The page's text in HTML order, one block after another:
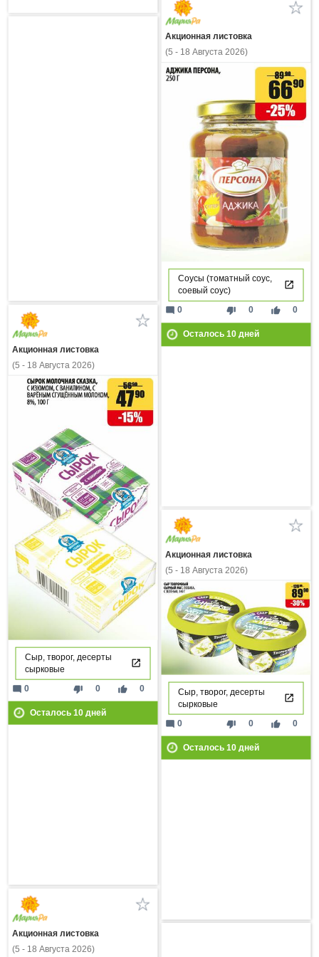
Акционная листовка
(5 - 18 Августа 2026)
Соусы (томатный соус,
соевый соус)
thumb_down 0 thumb_up 0
mode_comment 0
Осталось 10дней
Акционная листовка
(5 - 18 Августа 2026)
Сыр, творог, десерты
сырковые
thumb_down 0 thumb_up 0
mode_comment 0
Осталось 10дней
Акционная листовка
(5 - 18 Августа 2026)
Сыр, творог, десерты
сырковые
thumb_down 0 thumb_up 0
mode_comment 0
Осталось 10дней
Акционная листовка
(5 - 18 Августа 2026)